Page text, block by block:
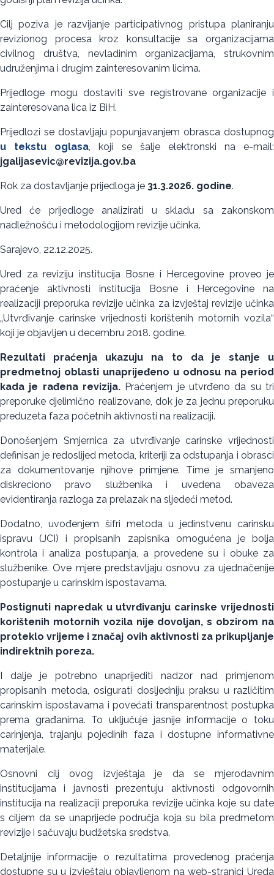
Cilj poziva je razvijanje participativnog pristupa planiranju
revizionog procesa kroz konsultacije sa organizacijama
civilnog društva, nevladinim organizacijama, strukovnim
udruženjima i drugim zainteresovanim licima.
Prijedloge mogu dostaviti sve registrovane organizacije i
zainteresovana lica iz BiH.
Prijedlozi se dostavljaju popunjavanjem obrasca dostupnog
u tekstu oglasa, koji se šalje elektronski na e-mail:
jgalijasevic@revizija.gov.ba
Rok za dostavljanje prijedloga je 31.3.2026. godine.
Ured će prijedloge analizirati u skladu sa zakonskom
nadležnošću i metodologijom revizije učinka.
Sarajevo, 22.12.2025.
Ured za reviziju institucija Bosne i Hercegovine proveo je
praćenje aktivnosti institucija Bosne i Hercegovine na
realizaciji preporuka revizije učinka za izvještaj revizije učinka
„Utvrđivanje carinske vrijednosti korištenih motornih vozila“
koji je objavljen u decembru 2018. godine.
Rezultati praćenja ukazuju na to da je stanje u
predmetnoj oblasti unaprijeđeno u odnosu na period
kada je rađena revizija. Praćenjem je utvrđeno da su tri
preporuke djelimično realizovane, dok je za jednu preporuku
preduzeta faza početnih aktivnosti na realizaciji.
Donošenjem Smjernica za utvrđivanje carinske vrijednosti
definisan je redoslijed metoda, kriteriji za odstupanja i obrasci
za dokumentovanje njihove primjene. Time je smanjeno
diskreciono pravo službenika i uvedena obaveza
evidentiranja razloga za prelazak na sljedeći metod.
Dodatno, uvođenjem šifri metoda u jedinstvenu carinsku
ispravu (JCI) i propisanih zapisnika omogućena je bolja
kontrola i analiza postupanja, a provedene su i obuke za
službenike. Ove mjere predstavljaju osnovu za ujednačenije
postupanje u carinskim ispostavama.
Postignuti napredak u utvrđivanju carinske vrijednosti
korištenih motornih vozila nije dovoljan, s obzirom na
proteklo vrijeme i značaj ovih aktivnosti za prikupljanje
indirektnih poreza.
I dalje je potrebno unaprijediti nadzor nad primjenom
propisanih metoda, osigurati dosljedniju praksu u različitim
carinskim ispostavama i povećati transparentnost postupka
prema građanima. To uključuje jasnije informacije o toku
carinjenja, trajanju pojedinih faza i dostupne informativne
materijale.
Osnovni cilj ovog izvještaja je da se mjerodavnim
institucijama i javnosti prezentuju aktivnosti odgovornih
institucija na realizaciji preporuka revizije učinka koje su date
s ciljem da se unaprijede područja koja su bila predmetom
revizije i sačuvaju budžetska sredstva.
Detaljnije informacije o rezultatima provedenog praćenja
dostupne su u izvještaju objavljenom na web-stranici Ureda